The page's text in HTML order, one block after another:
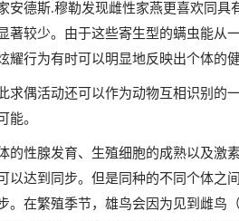
安德斯.穆勒发现雌性家燕更喜欢同
著较少。由于这些寄生型的螨虫能
行为有时可以明显地反映出个体的健
求偶活动还可以作为动物互相识别
能。
的性腺发育、生殖细胞的成熟以及
以达到同步。但是同种的不同个体
。在繁殖季节，雄鸟会因为见到雌